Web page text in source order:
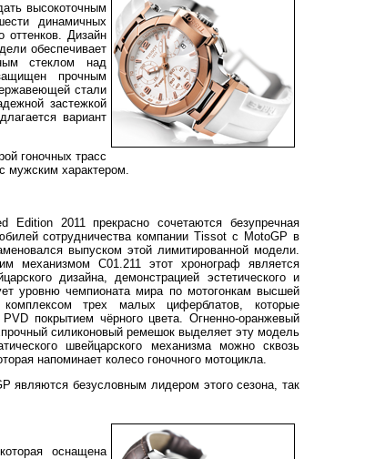
высокоточным
динамичных
оттенков. Дизайн
обеспечивает
стеклом над
прочным
стали
застежкой
вариант
гоночных трасс
мужским характером.
2011 прекрасно сочетаются безупречная
сотрудничества компании Tissot с MotoGP в
выпуском этой лимитированной модели.
механизмом С01.211 этот хронограф является
дизайна, демонстрацией эстетического и
уровню чемпионата мира по мотогонкам высшей
трех малых циферблатов, которые
покрытием чёрного цвета. Огненно-оранжевый
силиконовый ремешок выделяет эту модель
швейцарского механизма можно сквозь
напоминает колесо гоночного мотоцикла.
являются безусловным лидером этого сезона, так
оснащена